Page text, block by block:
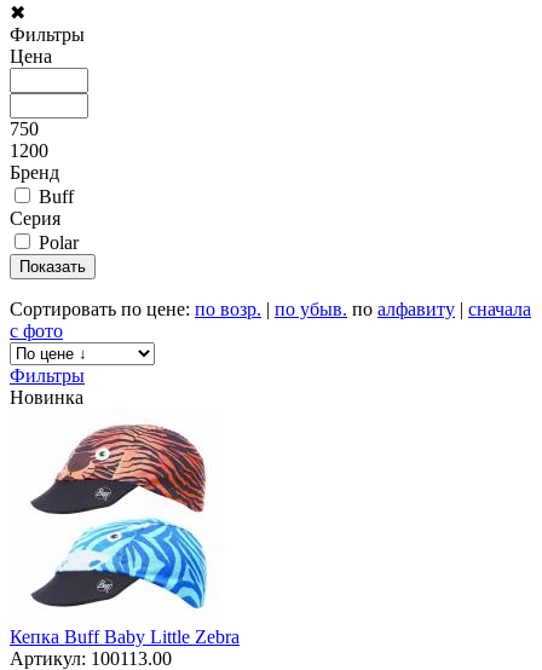
✖
Фильтры
Цена
750
1200
Бренд
Buff
Серия
Polar
Сортировать по цене: по возр. | по убыв. по алфавиту | сначала
с фото
Фильтры
Новинка
Кепка Buff Baby Little Zebra
Артикул: 100113.00